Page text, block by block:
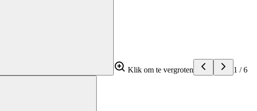
Klik om te vergroten 1 /6